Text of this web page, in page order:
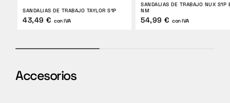
SANDALIAS DE TRABAJO TAYLOR S1P
43,49 € con IVA
SANDALIAS DE TRABAJO NUX S1P
NM
54,99 € con IVA
Accesorios